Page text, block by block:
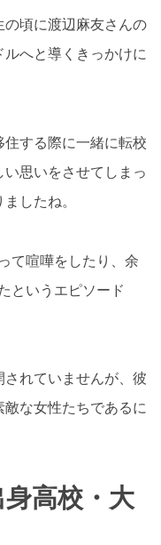
頃に渡辺麻友さんの
へと導くきっかけに
する際に一緒に転校
思いをさせてしまっ
したね。
て喧嘩をしたり、余
というエピソード
れていませんが、彼
な女性たちであるに
高校・大